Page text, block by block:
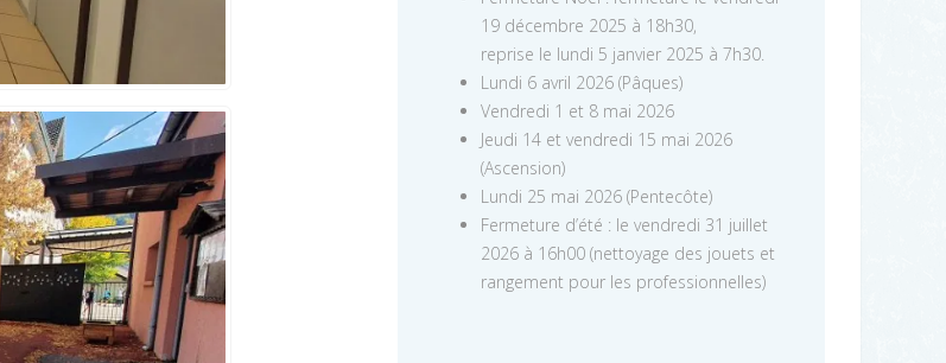
19 décembre 2025 à 18h30,
reprise le lundi 5 janvier 2025 à 7h30.
Lundi 6 avril 2026 (Pâques)
Vendredi 1 et 8 mai 2026
Jeudi 14 et vendredi 15 mai 2026
(Ascension)
Lundi 25 mai 2026 (Pentecôte)
Fermeture d’été : le vendredi 31 juillet
2026 à 16h00 (nettoyage des jouets et
rangement pour les professionnelles)